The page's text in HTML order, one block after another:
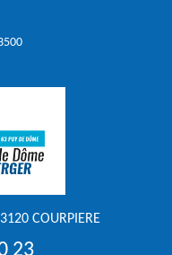
COURPIERE
23